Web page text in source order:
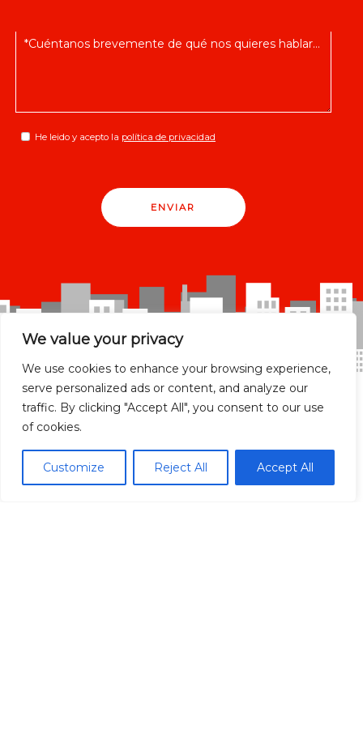
We value your privacy
We use cookies to enhance your browsing experience,
serve personalized ads or content, and analyze our
traffic. By clicking "Accept All", you consent to our use
of cookies.
Customize Reject All Accept All
He leido y acepto la política de privacidad
ENVIAR
Madrid localidades